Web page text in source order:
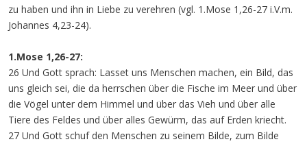
zu haben und ihn in Liebe zu verehren (vgl. 1.Mose 1,26-27 i.V.m.
Johannes 4,23-24).
1.Mose 1,26-27:
26 Und Gott sprach: Lasset uns Menschen machen, ein Bild, das
uns gleich sei, die da herrschen über die Fische im Meer und über
die Vögel unter dem Himmel und über das Vieh und über alle
Tiere des Feldes und über alles Gewürm, das auf Erden kriecht.
27 Und Gott schuf den Menschen zu seinem Bilde, zum Bilde